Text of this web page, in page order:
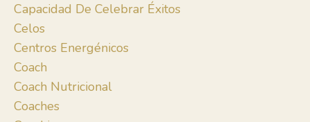
Capacidad De Celebrar Éxitos
Celos
Centros Energénicos
Coach
Coach Nutricional
Coaches